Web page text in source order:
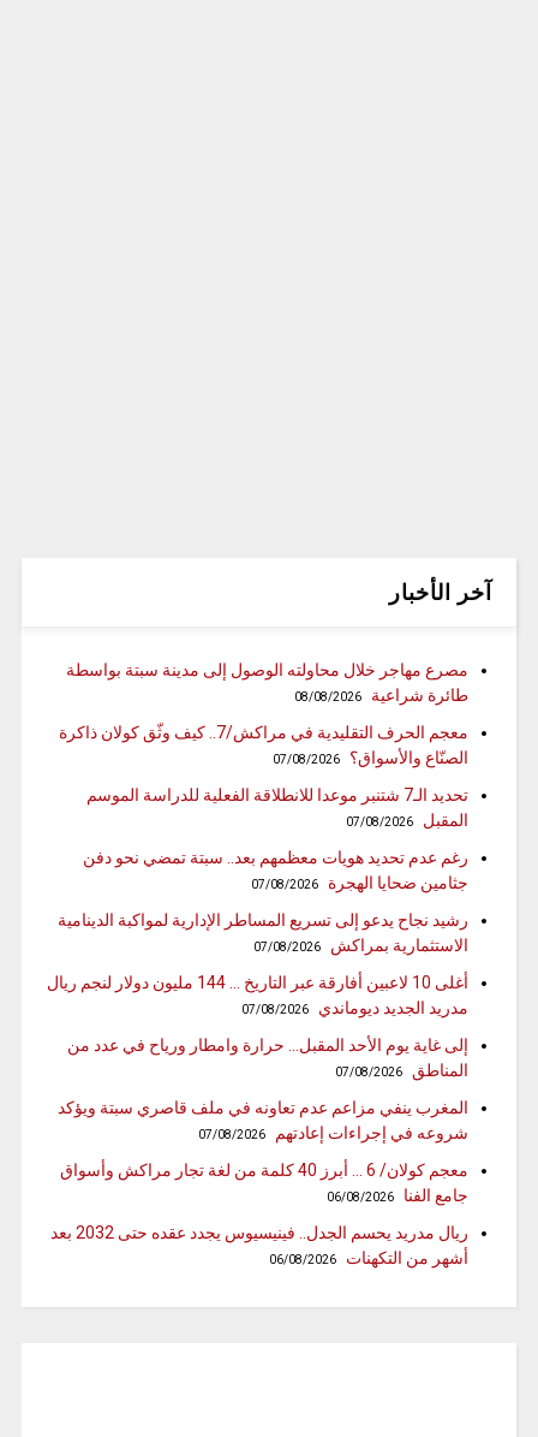
آخر الأخبار
مصرع مهاجر خلال محاولته الوصول إلى مدينة سبتة بواسطة
طائرة شراعية
08/08/2026
معجم الحرف التقليدية في مراكش/7.. كيف وثّق كولان ذاكرة
الصنّاع والأسواق؟
07/08/2026
تحديد الـ7 شتنبر موعدا للانطلاقة الفعلية للدراسة الموسم
المقبل
07/08/2026
رغم عدم تحديد هويات معظمهم بعد.. سبتة تمضي نحو دفن
جثامين ضحايا الهجرة
07/08/2026
رشيد نجاح يدعو إلى تسريع المساطر الإدارية لمواكبة الدينامية
الاستثمارية بمراكش
07/08/2026
أغلى 10 لاعبين أفارقة عبر التاريخ … 144 مليون دولار لنجم ريال
مدريد الجديد ديوماندي
07/08/2026
إلى غاية يوم الأحد المقبل… حرارة وامطار ورياح في عدد من
المناطق
07/08/2026
المغرب ينفي مزاعم عدم تعاونه في ملف قاصري سبتة ويؤكد
شروعه في إجراءات إعادتهم
07/08/2026
معجم كولان/ 6 … أبرز 40 كلمة من لغة تجار مراكش وأسواق
جامع الفنا
06/08/2026
ريال مدريد يحسم الجدل.. فينيسيوس يجدد عقده حتى 2032 بعد
أشهر من التكهنات
06/08/2026